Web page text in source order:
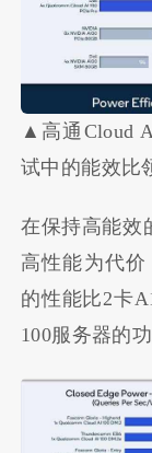
▲高通Cloud
试中的能效比
在保持高能效
高性能为代
的性能比2卡
100服务器的